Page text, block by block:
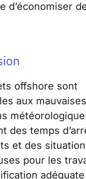
d’économiser
offshore sont
aux mauvaises
des temps
et des
pour les